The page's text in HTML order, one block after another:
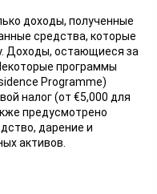
доходы, полученные
средства, которые
Доходы, остающиеся за
программы
Programme)
налог (от €5,000 для
предусмотрено
дарение и
активов.